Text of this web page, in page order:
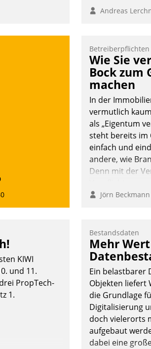
durch
erwarten:
neuen
Andreas
Betreiberpflichten
Wie Sie
Bock zum
machen
In der
vermutlich
als „Eigentum
steht bereits im
einfach und
andere, wie
Denn mit der
Jörn Beckmann
KIWI
und 11.
PropTech-
1.
Bestandsdaten
Mehr
Ein belastbarer
Objekten liefert
die Grundlage
Digitalisierung
doch vielerorts
aufgebaut
dabei eine